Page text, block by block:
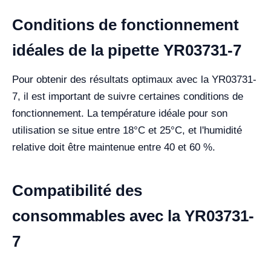
Conditions de fonctionnement
idéales de la pipette YR03731-7
Pour obtenir des résultats optimaux avec la YR03731-
7, il est important de suivre certaines conditions de
fonctionnement. La température idéale pour son
utilisation se situe entre 18°C et 25°C, et l'humidité
relative doit être maintenue entre 40 et 60 %.
Compatibilité des
consommables avec la YR03731-
7